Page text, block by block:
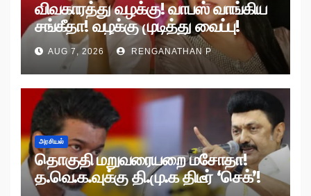
விவகாரத்து வழக்கு! வாபஸ் வாங்கிய
சங்கீதா! வழக்கு முடித்து வைப்பு!
AUG 7, 2026 RENGANATHAN P
அரசியல்
தொகுதி மறுவரையறை மசோதா!
த.வெ.க.வுக்கு தி.மு.க திடீர் ‘செக்’!